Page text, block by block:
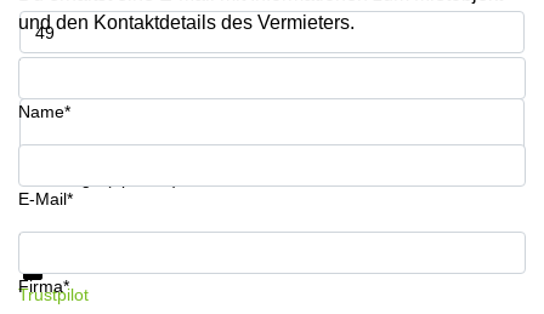
mieten
Nürnberg
Berlin
Coworking
Ludwig-
Erhard-
Hamburg
Telefon*
und den Kontaktdetails des Vermieters.
Name*
E-Mail*
Firma*
Infos & Preise jetzt erhalten
Trustpilot